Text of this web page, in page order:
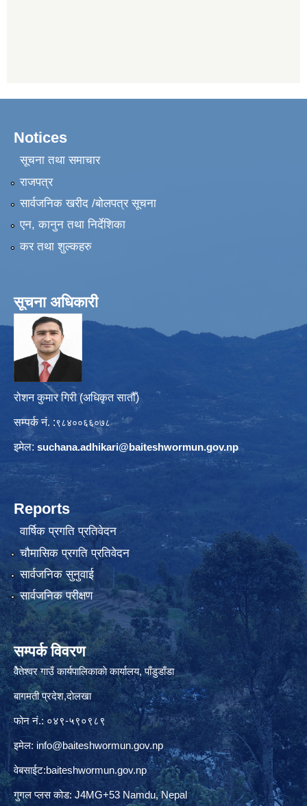
Notices
सूचना तथा समाचार
राजपत्र
सार्वजनिक खरीद /बोलपत्र सूचना
एन, कानुन तथा निर्देशिका
कर तथा शुल्कहरु
सूचना अधिकारी
रोशन कुमार गिरी (अधिकृत सातौँ)
सम्पर्क नं. :९८४००६६०७८
इमेल: suchana.adhikari@baiteshwormun.gov.np
Reports
वार्षिक प्रगति प्रतिवेदन
चौमासिक प्रगति प्रतिवेदन
सार्वजनिक सुनुवाई
सार्वजनिक परीक्षण
सम्पर्क विवरण
वैेतेश्वर गाउँ कार्यपालिकाकाे कार्यालय, पाँडुडाँडा
बागमती‌ प्रदेश,दाेलखा
फोन नं.: ०४९-५९०९८९
इमेल: info@baiteshwormun.gov.np
वेबसाईट:baiteshwormun.gov.np
गुगल प्लस कोड: J4MG+53 Namdu, Nepal